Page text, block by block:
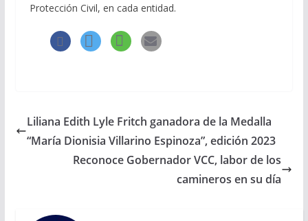
Protección Civil, en cada entidad.
Liliana Edith Lyle Fritch ganadora de la Medalla
“María Dionisia Villarino Espinoza”, edición 2023
Reconoce Gobernador VCC, labor de los
camineros en su día